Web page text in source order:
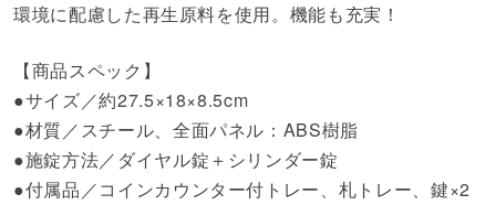
環境に配慮した再生原料を使用。機能も充実！
【商品スペック】
●サイズ／約27.5×18×8.5cm
●材質／スチール、全面パネル：ABS樹脂
●施錠方法／ダイヤル錠＋シリンダー錠
●付属品／コインカウンター付トレー、札トレー、鍵×2